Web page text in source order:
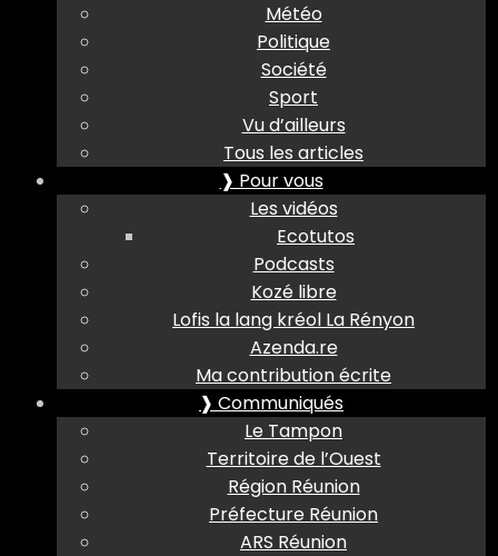
Météo
Politique
Société
Sport
Vu d’ailleurs
Tous les articles
❱ Pour vous
Les vidéos
Ecotutos
Podcasts
Kozé libre
Lofis la lang kréol La Rényon
Azenda.re
Ma contribution écrite
❱ Communiqués
Le Tampon
Territoire de l’Ouest
Région Réunion
Préfecture Réunion
ARS Réunion